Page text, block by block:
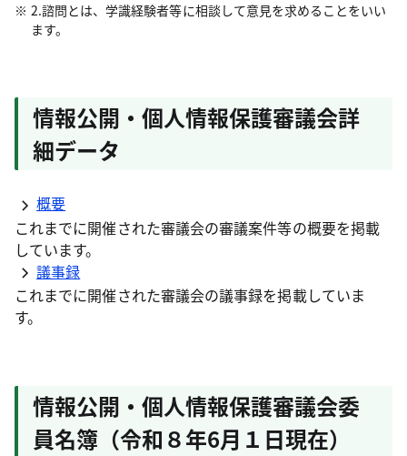
2.諮問とは、学識経験者等に相談して意見を求めることをいい
ます。
情報公開・個人情報保護審議会詳
細データ
概要
これまでに開催された審議会の審議案件等の概要を掲載
しています。
議事録
これまでに開催された審議会の議事録を掲載していま
す。
情報公開・個人情報保護審議会委
員名簿（令和８年6月１日現在）